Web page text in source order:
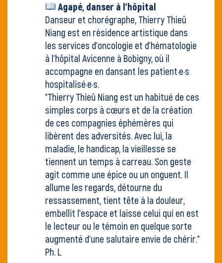
Agapé, danser à l'hôpital
Danseur et chorégraphe, Thierry Thieû
Niang est en résidence artistique dans
les services d’oncologie et d’hématologie
à l’hôpital Avicenne à Bobigny, où il
accompagne en dansant les patient·e·s
hospitalisé·e·s.
"Thierry Thieû Niang est un habitué de ces
simples corps à cœurs et de la création
de ces compagnies éphémères qui
libèrent des adversités. Avec lui, la
maladie, le handicap, la vieillesse se
tiennent un temps à carreau. Son geste
agit comme une épice ou un onguent. Il
allume les regards, détourne du
ressassement, tient tête à la douleur,
embellit l’espace et laisse celui qui en est
le lecteur ou le témoin en quelque sorte
augmenté d’une salutaire envie de chérir."
Ph. L